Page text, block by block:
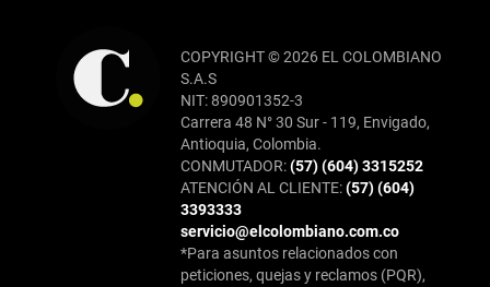
COPYRIGHT © 2026 EL COLOMBIANO
S.A.S
NIT: 890901352-3
Carrera 48 N° 30 Sur - 119, Envigado,
Antioquia, Colombia.
CONMUTADOR:(57) (604) 3315252
ATENCIÓN AL CLIENTE:(57) (604)
3393333
servicio@elcolombiano.com.co
*Para asuntos relacionados con
peticiones, quejas y reclamos (PQR),